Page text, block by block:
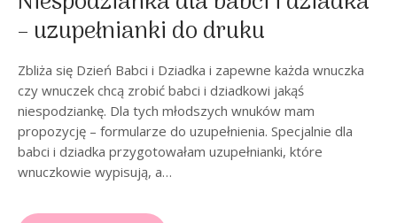
– uzupełnianki do druku
Zbliża się Dzień Babci i Dziadka i zapewne każda wnuczka
czy wnuczek chcą zrobić babci i dziadkowi jakąś
niespodziankę. Dla tych młodszych wnuków mam
propozycję – formularze do uzupełnienia. Specjalnie dla
babci i dziadka przygotowałam uzupełnianki, które
wnuczkowie wypisują, a…